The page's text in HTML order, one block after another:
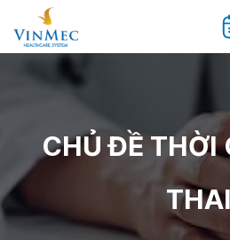
CHỦ ĐỀ THỜI